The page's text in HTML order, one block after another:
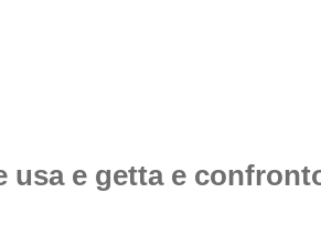
usa e getta e